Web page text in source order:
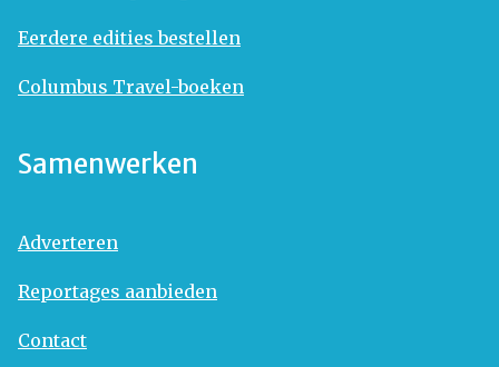
Eerdere edities bestellen
Columbus Travel-boeken
Samenwerken
Adverteren
Reportages aanbieden
Contact